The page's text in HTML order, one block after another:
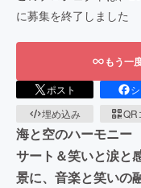
に募集を終了しました
もう一
ポスト
埋め込み
QR
海と空のハーモニー
サート＆笑いと涙と
景に、音楽と笑いの